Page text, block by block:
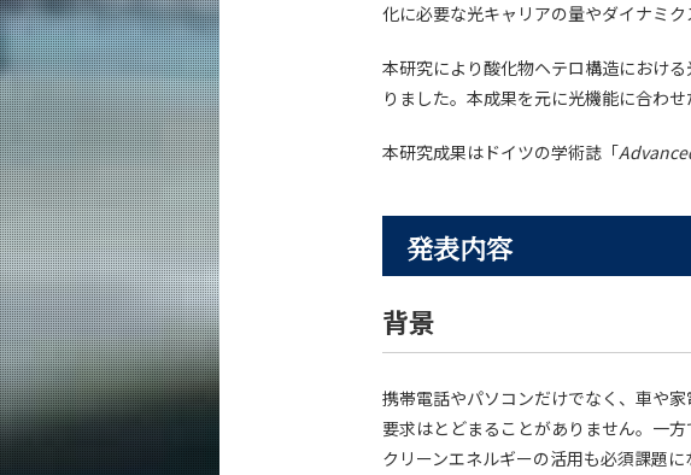
化に必要な光キャリアの量やダイナミ
本研究により酸化物ヘテロ構造におけ
りました。本成果を元に光機能に合わ
本研究成果はドイツの学術誌「
発表内容
背景
携帯電話やパソコンだけでなく、車や
要求はとどまることがありません。一
クリーンエネルギーの活用も必須課題